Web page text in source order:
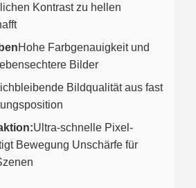
Kontrast zu hellen
Hohe Farbgenauigkeit und
Bilder
Bildqualität aus fast
Ultra-schnelle Pixel-
Bewegung Unschärfe für